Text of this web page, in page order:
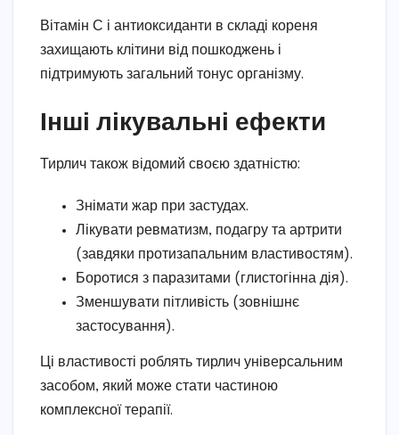
Вітамін С і антиоксиданти в складі кореня
захищають клітини від пошкоджень і
підтримують загальний тонус організму.
Інші лікувальні ефекти
Тирлич також відомий своєю здатністю:
Знімати жар при застудах.
Лікувати ревматизм, подагру та артрити
(завдяки протизапальним властивостям).
Боротися з паразитами (глистогінна дія).
Зменшувати пітливість (зовнішнє
застосування).
Ці властивості роблять тирлич універсальним
засобом, який може стати частиною
комплексної терапії.